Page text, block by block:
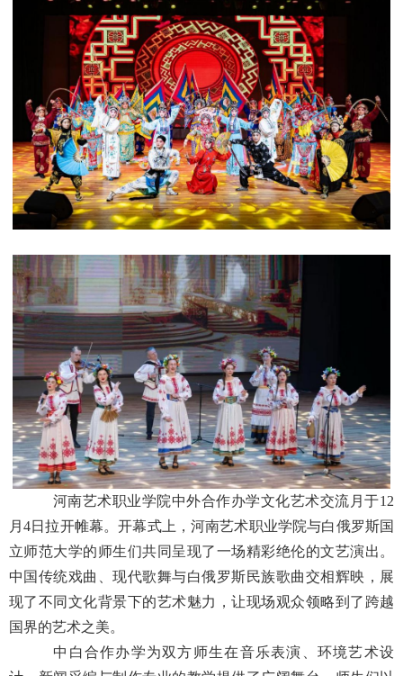
河南艺术职业学院中外合作办学文化艺术交流月于12
月4日拉开帷幕。开幕式上，河南艺术职业学院与白俄罗斯国
立师范大学的师生们共同呈现了一场精彩绝伦的文艺演出。
中国传统戏曲、现代歌舞与白俄罗斯民族歌曲交相辉映，展
现了不同文化背景下的艺术魅力，让现场观众领略到了跨越
国界的艺术之美。
中白合作办学为双方师生在音乐表演、环境艺术设